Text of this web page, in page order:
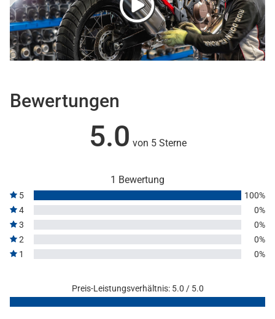
Bewertungen
5.0 von 5 Sterne
1 Bewertung
5
100%
4
0%
3
0%
2
0%
1
0%
Preis-Leistungsverhältnis: 5.0 / 5.0